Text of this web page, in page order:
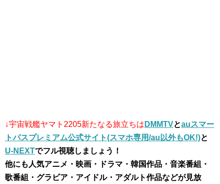
↓宇宙戦艦ヤマト2205新たなる旅立ちは DMMTVとauスマー
トパスプレミアム公式サイト(スマホ専用/au以外もOK!)と
U-NEXTでフル視聴しましょう！
他にも人気アニメ・映画・ドラマ・韓国作品・音楽番組・
歌番組・グラビア・アイドル・アダルト作品などが見放